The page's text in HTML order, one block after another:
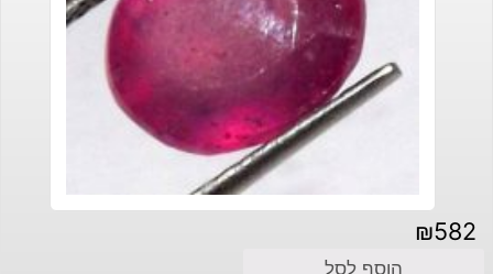
₪582
הוסף לסל